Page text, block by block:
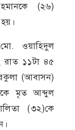
(২৬)
ওয়াহিদুল
রাত ১১টা ৪৫
(আবাসন)
মৃত আব্দুল
(৩২)কে